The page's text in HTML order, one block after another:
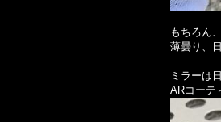
もちろん
薄曇り、
ミラーは
ARコーテ